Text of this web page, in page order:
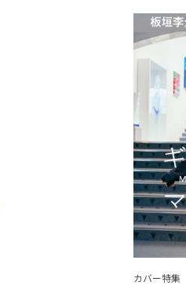
カバー特集